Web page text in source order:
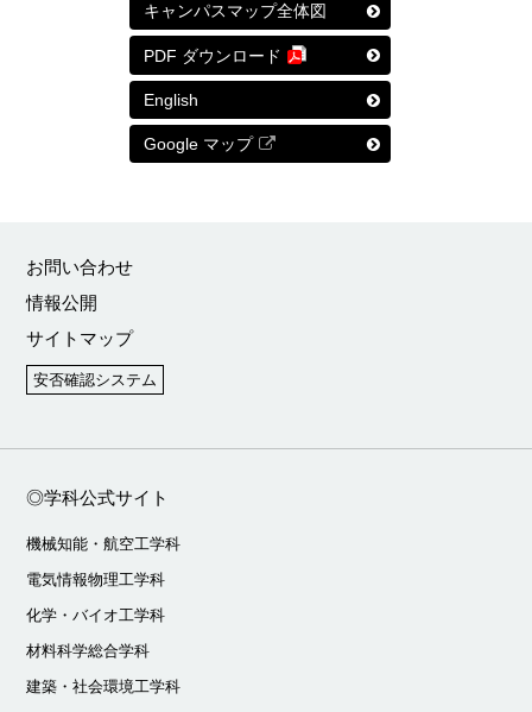
キャンパスマップ全体図
PDF ダウンロード
English
Google マップ
お問い合わせ
情報公開
サイトマップ
安否確認システム
◎学科公式サイト
機械知能・航空工学科
電気情報物理工学科
化学・バイオ工学科
材料科学総合学科
建築・社会環境工学科